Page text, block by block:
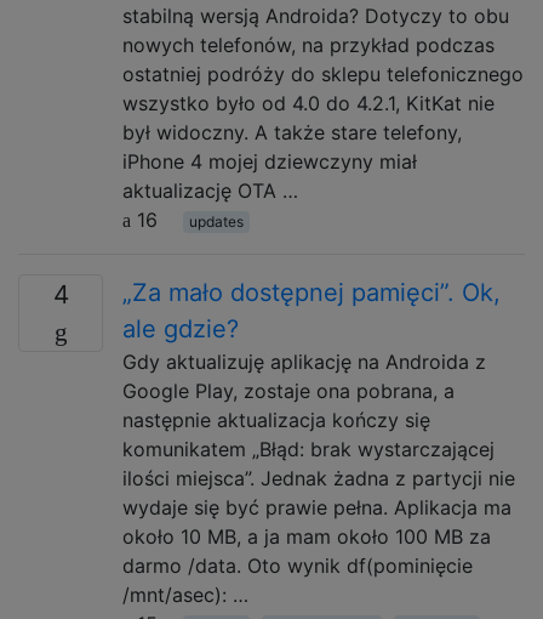
stabilną wersją Androida? Dotyczy to obu
nowych telefonów, na przykład podczas
ostatniej podróży do sklepu telefonicznego
wszystko było od 4.0 do 4.2.1, KitKat nie
był widoczny. A także stare telefony,
iPhone 4 mojej dziewczyny miał
aktualizację OTA …
16
updates
4
„Za mało dostępnej pamięci”. Ok,
ale gdzie?
Gdy aktualizuję aplikację na Androida z
Google Play, zostaje ona pobrana, a
następnie aktualizacja kończy się
komunikatem „Błąd: brak wystarczającej
ilości miejsca”. Jednak żadna z partycji nie
wydaje się być prawie pełna. Aplikacja ma
około 10 MB, a ja mam około 100 MB za
darmo /data. Oto wynik df(pominięcie
/mnt/asec): …